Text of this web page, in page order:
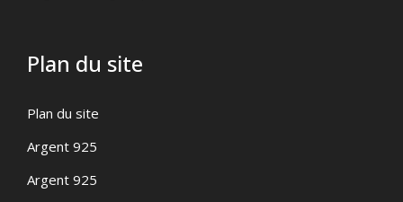
Plan du site
Plan du site
Argent 925
Argent 925